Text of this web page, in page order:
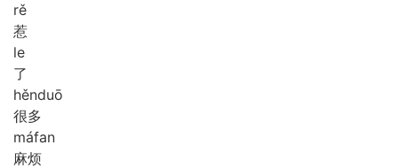
rě
惹
le
了
hěnduō
很多
máfan
麻烦